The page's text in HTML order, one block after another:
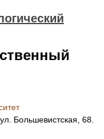
Большевистская, 68.